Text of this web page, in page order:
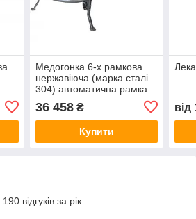
Медогонка 6-х рамкова
нержавіюча (марка сталі
304) автоматична рамка
36 458₴
Купити
від
відгуків за рік